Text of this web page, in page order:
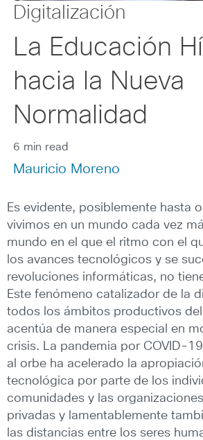
Digitalización
La Educación
hacia la Nueva
Normalidad
6 min read
Mauricio Moreno
Es evidente, posiblemente hasta
vivimos en un mundo cada vez
mundo en el que el ritmo con el
los avances tecnológicos y se
revoluciones informáticas, no
Este fenómeno catalizador de la
todos los ámbitos productivos
acentúa de manera especial en
crisis. La pandemia por COVID-
al orbe ha acelerado la
tecnológica por parte de los
comunidades y las
privadas y lamentablemente
las distancias entre los seres